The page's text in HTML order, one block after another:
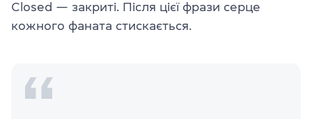
Closed — закриті. Після цієї фрази серце
кожного фаната стискається.